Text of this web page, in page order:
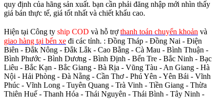
quy định của hãng sản xuất. bạn cần phải đăng nhập mới nhìn thấy
giá bán thực tế, giá tốt nhất và chiết khấu cao.
Hiện tại Công ty ship COD và hỗ trợthanh toán chuyển khoản và
giao hàng tại bến xe đi các tỉnh. : Đồng Tháp - Đồng Nai - Điện
Biên - Đắk Nông - Đắk Lắk - Cao Bằng - Cà Mau - Bình Thuận -
Bình Phước - Bình Dương - Bình Định - Bến Tre - Bắc Ninh - Bạc
Liêu - Bắc Kạn - Bắc Giang - Bà Rịa - Vũng Tàu - An Giang - Hà
Nội - Hải Phòng - Đà Nẵng - Cần Thơ - Phú Yên - Yên Bái - Vĩnh
Phúc - Vĩnh Long - Tuyên Quang - Trà Vinh - Tiền Giang - Thừa
Thiên Huế - Thanh Hóa - Thái Nguyên - Thái Bình - Tây Ninh -